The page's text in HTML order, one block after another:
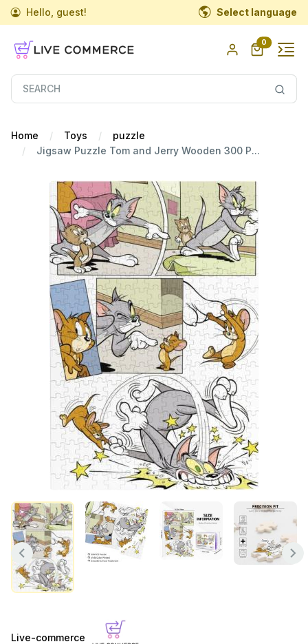
Hello, guest! Select language
0
Home Toys
puzzle
Jigsaw Puzzle Tom and Jerry Wooden 300 P...
Live-commerce